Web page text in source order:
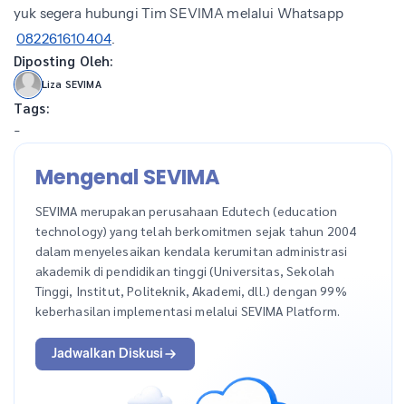
yuk segera hubungi Tim SEVIMA melalui Whatsapp
082261610404.
Diposting Oleh:
Liza SEVIMA
Tags:
-
Mengenal SEVIMA
SEVIMA merupakan perusahaan Edutech (education
technology) yang telah berkomitmen sejak tahun 2004
dalam menyelesaikan kendala kerumitan administrasi
akademik di pendidikan tinggi (Universitas, Sekolah
Tinggi, Institut, Politeknik, Akademi, dll.) dengan 99%
keberhasilan implementasi melalui SEVIMA Platform.
Jadwalkan Diskusi